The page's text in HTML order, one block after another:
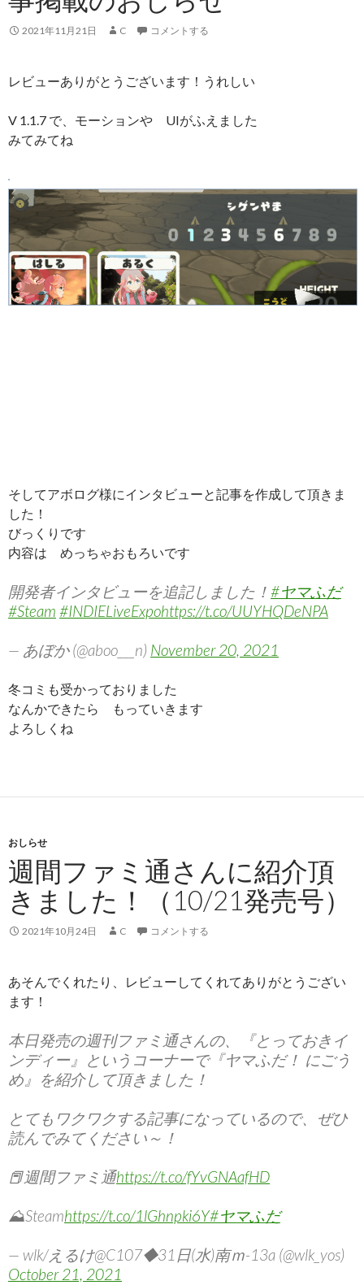
2021年11月21日 C コメントする
レビューありがとうございます！うれしい
V 1.1.7 で、モーションや UIがふえました
みてみてね
そしてアボログ様にインタビューと記事を作成して頂きま
した！
びっくりです
内容は めっちゃおもろいです
開発者インタビューを追記しました！ #ヤマふだ
#Steam #INDIELiveExpohttps://t.co/UUYHQDeNPA
— あぼか (@aboo___n) November 20, 2021
冬コミも受かっておりました
なんかできたら もっていきます
よろしくね
おしらせ
週間ファミ通さんに紹介頂
きました！（10/21発売号）
2021年10月24日 C コメントする
あそんでくれたり、レビューしてくれてありがとうござい
ます！
本日発売の週刊ファミ通さんの、『とっておきイ
ンディー』というコーナーで『ヤマふだ！ にごう
め』を紹介して頂きました！
とてもワクワクする記事になっているので、ぜひ
読んでみてください～！
📕週間ファミ通https://t.co/fYvGNAafHD
⛰Steamhttps://t.co/1lGhnpki6Y#ヤマふだ
— wlk/えるけ@C107◆31日(水)南ｍ-13a (@wlk_yos)
October 21, 2021